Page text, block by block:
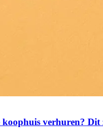
verhuren? Dit